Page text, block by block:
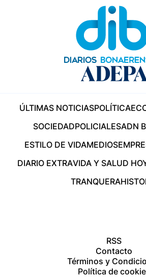
ÚLTIMAS NOTICIASPOLÍTICA
SOCIEDADPOLICIALESADN
ESTILO DE VIDAMEDIOS
DIARIO EXTRAVIDA Y SALUD
TRANQUERA
RSS
Contacto
Términos y
Política de